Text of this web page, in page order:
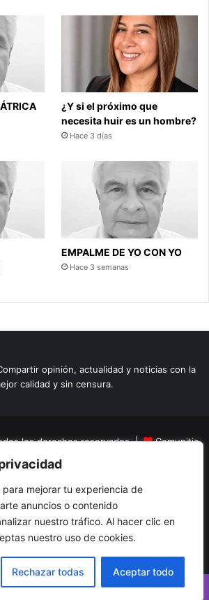
para mejorar tu experiencia de
anuncios o contenido
nuestro tráfico. Al hacer clic en
nuestro uso de cookies.
Rechazar todas Aceptar todo
¿Y si el próximo que
necesita huir es un hombre?
Hace 3 días
EMPALME DE YO CON YO
Hace 3 semanas
opinión, actualidad y noticias con la
calidad y sin censura.
los derechos reservados |
Comunitic
SAS BICNit 901228106
Variedades Opinion Turismo
Caricaturas Reportajes
FacebookYouTubeInstagram